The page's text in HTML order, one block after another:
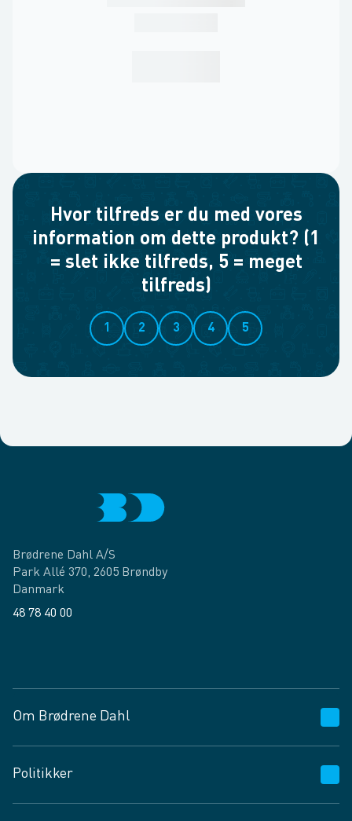
Hvor tilfreds er du med vores
information om dette produkt? (1
= slet ikke tilfreds, 5 = meget
tilfreds)
1 2 3 4 5
Brødrene Dahl A/S
Park Allé 370, 2605 Brøndby
Danmark
48 78 40 00
Om Brødrene Dahl
Vagttelefon 30 10 89 89
Spørgsmål og svar
Politikker